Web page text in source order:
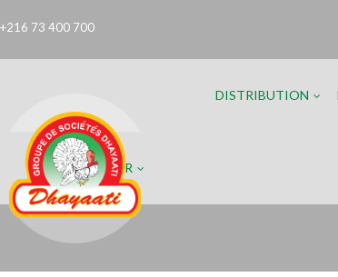
73 400 700
DISTRIBUTION
FR